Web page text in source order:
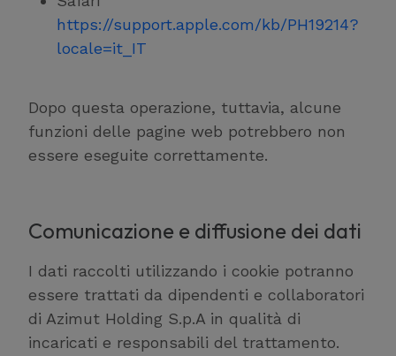
https://support.apple.com/kb/PH19214?
locale=it_IT
Dopo questa operazione, tuttavia, alcune
funzioni delle pagine web potrebbero non
essere eseguite correttamente.
Comunicazione e diffusione dei dati
I dati raccolti utilizzando i cookie potranno
essere trattati da dipendenti e collaboratori
di Azimut Holding S.p.A in qualità di
incaricati e responsabili del trattamento.